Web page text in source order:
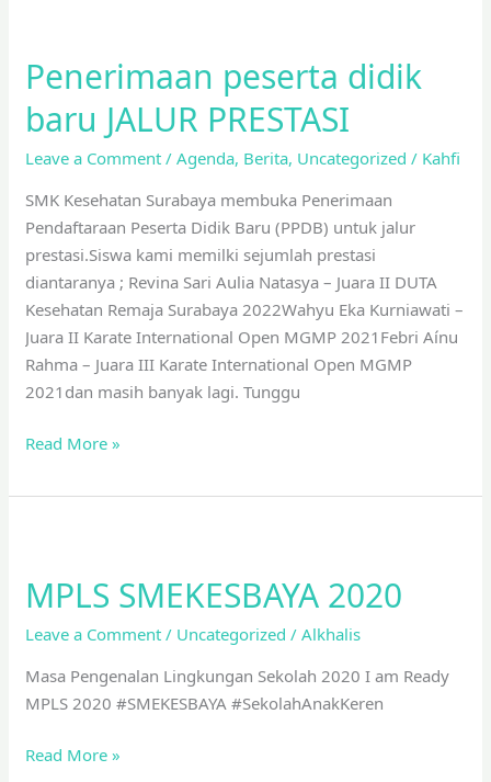
Penerimaan peserta didik
baru JALUR PRESTASI
Leave a Comment /Agenda, Berita, Uncategorized / Kahfi
SMK Kesehatan Surabaya membuka Penerimaan
Pendaftaraan Peserta Didik Baru (PPDB) untuk jalur
prestasi.Siswa kami memilki sejumlah prestasi
diantaranya ; Revina Sari Aulia Natasya – Juara II DUTA
Kesehatan Remaja Surabaya 2022Wahyu Eka Kurniawati –
Juara II Karate International Open MGMP 2021Febri Aínu
Rahma – Juara III Karate International Open MGMP
2021dan masih banyak lagi. Tunggu
didik
JALUR
PRESTASI
Read More »
MPLS SMEKESBAYA 2020
Leave a Comment / Uncategorized /Alkhalis
Masa Pengenalan Lingkungan Sekolah 2020 I am Ready
MPLS 2020 #SMEKESBAYA #SekolahAnakKeren
2020
Read More »